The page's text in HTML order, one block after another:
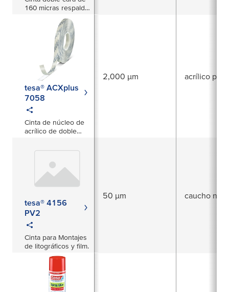
160 micras respaldo
papel no tejido
tesa® ACXplus
7058
Cinta de núcleo de
acrílico de doble
2,000 µm acrílico puro
tesa® 4156
PV2
Cinta para Montajes
de litográficos y film.
50 µm caucho